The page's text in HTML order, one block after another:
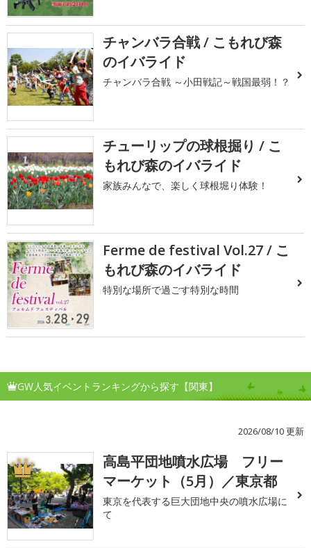
チャンバラ合戦 / こもれび森
のイバライド
チャンバラ合戦 ～小田戦記～戦国最弱！？
チューリップの球根掘り / こ
もれび森のイバライド
家族みんなで、楽しく球根堀り体験！
Ferme de festival Vol.27 / こ
もれび森のイバライド
特別な場所で過ごす特別な時間
GW人気イベントランキングから探す【関東】
2026/08/10 更新
1
高島平団地噴水広場 フリー
マーケット（5月）／東京都
東京を代表する巨大団地中央の噴水広場に
て